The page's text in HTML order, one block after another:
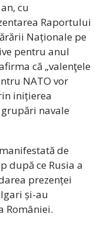
cu
Raportului
Naționale pe
pentru anul
că „valenţele
NATO vor
inițierea
navale
de
după ce Rusia a
prezenței
și-au
României.